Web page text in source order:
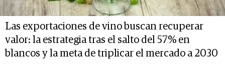
Las exportaciones de vino buscan recuperar
valor: la estrategia tras el salto del 57% en
blancos y la meta de triplicar el mercado a 2030